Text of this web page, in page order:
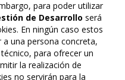
para poder utilizar
de Desarrollo será
En ningún caso estos
una persona concreta,
para ofrecer un
la realización de
no servirán para la